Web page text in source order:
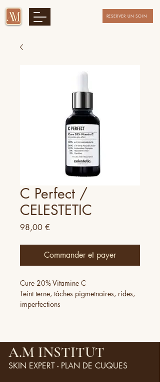
RESERVER UN SOIN
C Perfect /
CELESTETIC
98,00 €
Commander et payer
Cure 20% Vitamine C
Teint terne, tâches pigmetnaires, rides,
imperfections
30 ml
A.M INSTITUT
SKIN EXPERT - PLAN DE CUQUES